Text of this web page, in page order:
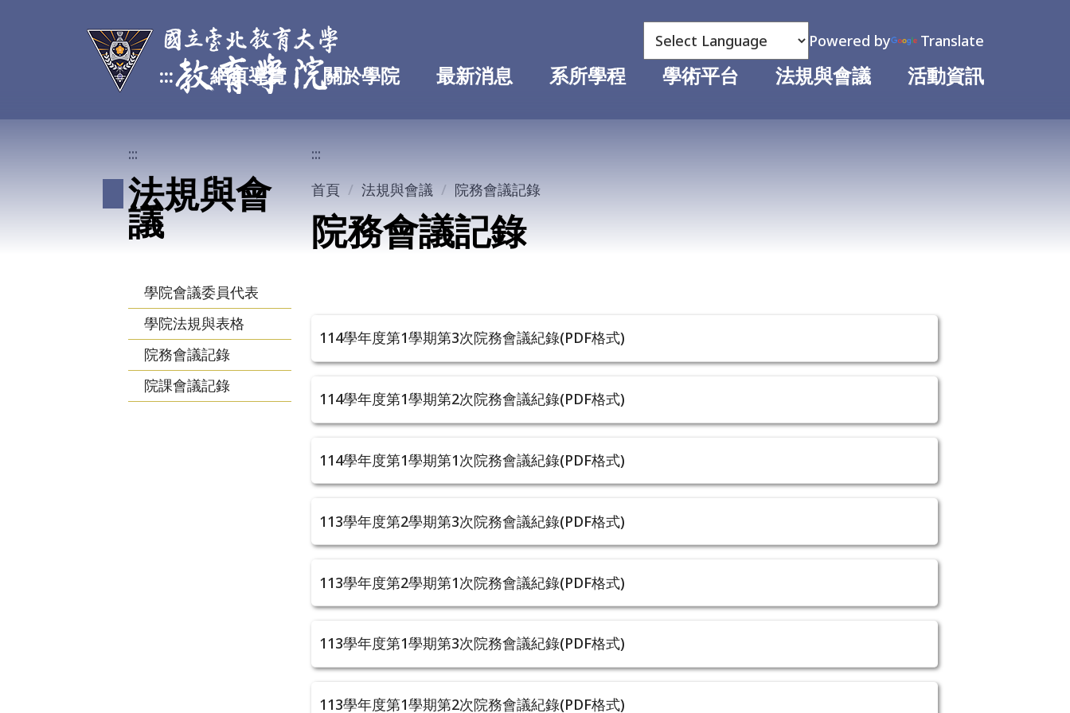
容
Powered by Translate
::: 網頁導覽 關於學院 最新消息 系所學程 學術平台 法規與會議 活動資訊
:::
法規與會
議
學院會議委員代表
學院法規與表格
院務會議記錄
院課會議記錄
:::
首頁
法規與會議 院務會議記錄
院務會議記錄
114學年度第1學期第3次院務會議紀錄(PDF格式)
114學年度第1學期第2次院務會議紀錄(PDF格式)
114學年度第1學期第1次院務會議紀錄(PDF格式)
113學年度第2學期第3次院務會議紀錄(PDF格式)
113學年度第2學期第1次院務會議紀錄(PDF格式)
113學年度第1學期第3次院務會議紀錄(PDF格式)
113學年度第1學期第2次院務會議紀錄(PDF格式)